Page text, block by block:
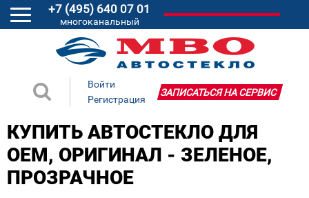
+7 (495) 640 07 01
многоканальный
Войти
Регистрация
ЗАПИСАТЬСЯ НА СЕРВИС
КУПИТЬ АВТОСТЕКЛО ДЛЯ
OEM, ОРИГИНАЛ - ЗЕЛЕНОЕ,
ПРОЗРАЧНОЕ